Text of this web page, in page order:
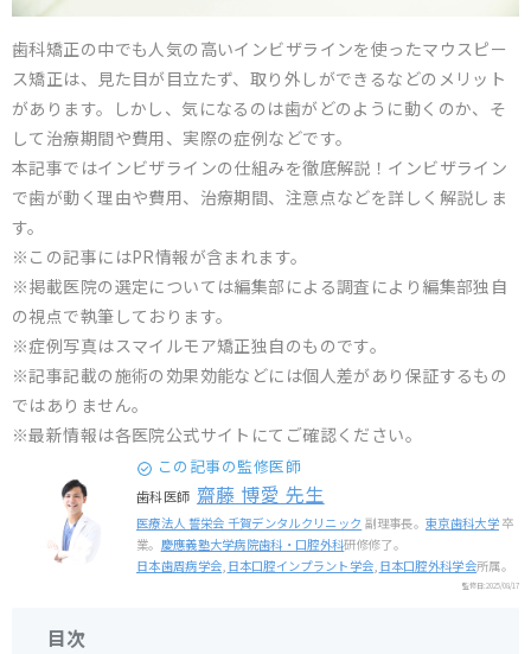
歯科矯正の中でも人気の高いインビザラインを使ったマウスピー
ス矯正は、見た目が目立たず、取り外しができるなどのメリット
があります。しかし、気になるのは歯がどのように動くのか、そ
して治療期間や費用、実際の症例などです。
本記事ではインビザラインの仕組みを徹底解説！インビザライン
で歯が動く理由や費用、治療期間、注意点などを詳しく解説しま
す。
※この記事にはPR情報が含まれます。
※掲載医院の選定については編集部による調査により編集部独自
の視点で執筆しております。
※症例写真はスマイルモア矯正独自のものです。
※記事記載の施術の効果効能などには個人差があり保証するもの
ではありません。
※最新情報は各医院公式サイトにてご確認ください。
この記事の監修医師
歯科医師 齋藤 博愛 先生
医療法人 誓栄会 千賀デンタルクリニック 副理事長。東京歯科大学 卒
業。 慶應義塾大学病院歯科・口腔外科研修修了。
日本歯周病学会, 日本口腔インプラント学会, 日本口腔外科学会所属。
監修日:2025/08/17
目次